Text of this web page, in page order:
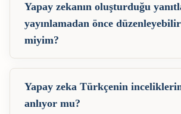
Yapay zekanın oluşturduğu
yayınlamadan önce düzenleyebilir
miyim?
Yapay zeka Türkçenin
anlıyor mu?